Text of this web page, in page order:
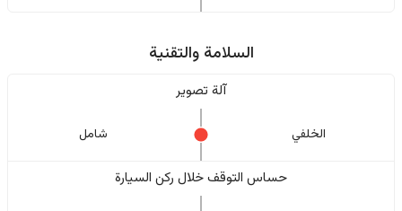
السلامة والتقنية
آلة تصوير
الخلفي شامل
حساس التوقف خلال ركن السيارة